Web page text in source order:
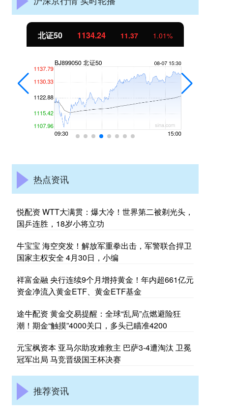
创业板指 3563.12 47.56 1.35%
热点资讯
悦配资 WTT大满贯：爆大冷！世界第二被剃光头，
国乒连胜，18岁小将立功
牛宝宝 海空突发！解放军重拳出击，军警联合捍卫
国家主权安全 4月30日，小编
祥富金融 央行连续9个月增持黄金！年内超661亿元
资金净流入黄金ETF、黄金ETF基金
途牛配资 黄金交易提醒：全球“乱局”点燃避险狂
潮！期金“触摸”4000关口，多头已瞄准4200
元宝枫资本 亚马尔助攻难救主 巴萨3-4遭淘汰 卫冕
冠军出局 马竞晋级国王杯决赛
推荐资讯